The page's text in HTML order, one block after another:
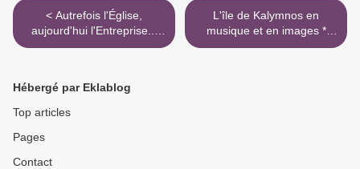
< Autrefois l'Église,
aujourd'hui l'Entreprise...
paternalistes et patriarches
L'île de Kalymnos en
musique et en images *
Κάλυμνος και μουσική >
Hébergé par Eklablog
Top articles
Pages
Contact